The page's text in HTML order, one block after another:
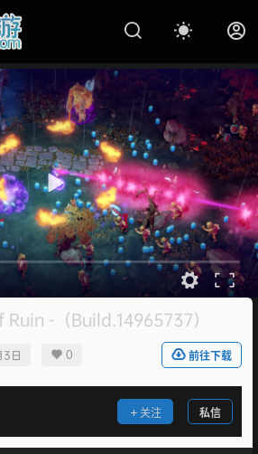
-（Build.14965737）
日 0 前往下载
关注 私信